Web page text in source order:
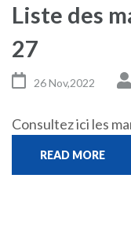
Liste des
27
26 Nov,2022
Consultez ici les
READ MORE